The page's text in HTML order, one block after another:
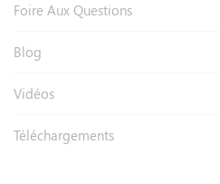
Foire Aux Questions
Blog
Vidéos
Téléchargements